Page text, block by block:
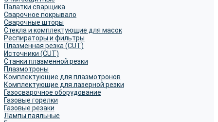
Палатки сварщика
Сварочное покрывало
Сварочные шторы
Стекла и комплектующие для масок
Респираторы и фильтры
Плазменная резка (CUT)
Источники (CUT)
Станки плазменной резки
Плазмотроны
Комплектующие для плазмотронов
Комплектующие для лазерной резки
Газосварочное оборудование
Газовые горелки
Газовые резаки
Лампы паяльные